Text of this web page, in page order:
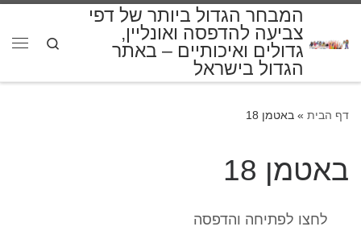
המבחר הגדול ביותר של דפי
צביעה להדפסה ואונליין,
גדולים ואיכותיים – באתר
הגדול בישראל
Search
דף הבית » באטמן 18
באטמן 18
לחצו לפתיחה והדפסה